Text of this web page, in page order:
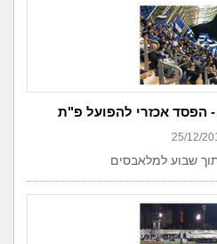
הפסד אכזרי להפועל פ"ת
25/12/
שבוע למלאבסים